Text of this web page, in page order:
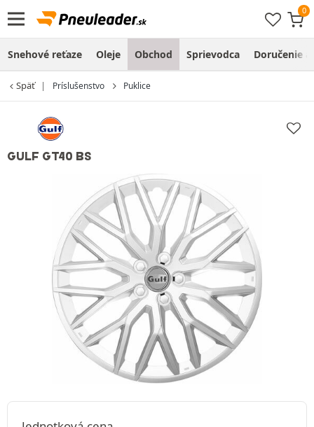
Snehové reťaze Oleje Obchod Sprievodca Doručenie
Späť Príslušenstvo Puklice
GULF GT40 BS